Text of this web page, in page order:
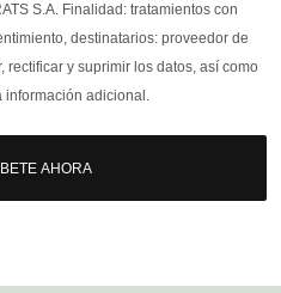
S.A. Finalidad: tratamientos con
destinatarios: proveedor de
y suprimir los datos, así como
información adicional.
AHORA